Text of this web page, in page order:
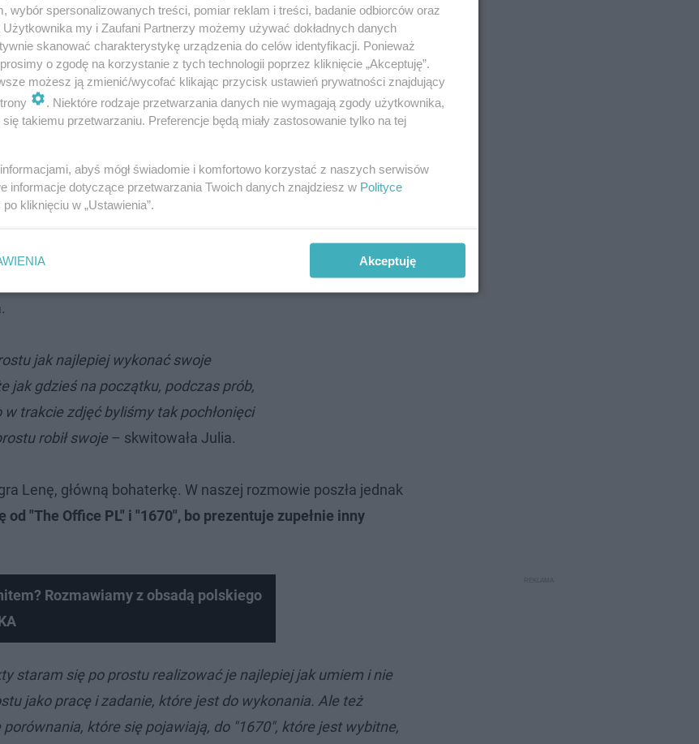
dorównać, co pracować na fajnym,
jak najlepiej wykonać swoje
jak gdzieś na początku, podczas prób,
w trakcie zdjęć byliśmy tak pochłonięci
robił swoje – skwitowała Julia.
Lenę, główną bohaterkę. W naszej rozmowie poszła jednak
od "The Office PL" i "1670", bo prezentuje zupełnie inny
Rozmawiamy z obsadą polskiego
staram się po prostu realizować je najlepiej jak umiem i nie
jako pracę i zadanie, które jest do wykonania. Ale też
które się pojawiają, do "1670", które jest wybitne,
wybór spersonalizowanych treści, pomiar reklam i treści, badanie odbiorców oraz
Użytkownika my i Zaufani Partnerzy możemy używać dokładnych danych
skanować charakterystykę urządzenia do celów identyfikacji. Ponieważ
o zgodę na korzystanie z tych technologii poprzez kliknięcie „Akceptuję”.
możesz ją zmienić/wycofać klikając przycisk ustawień prywatności znajdujący
. Niektóre rodzaje przetwarzania danych nie wymagają zgody użytkownika,
takiemu przetwarzaniu. Preferencje będą miały zastosowanie tylko na tej
abyś mógł świadomie i komfortowo korzystać z naszych serwisów
informacje dotyczące przetwarzania Twoich danych znajdziesz w Polityce
po kliknięciu w „Ustawienia”.
Akceptuję